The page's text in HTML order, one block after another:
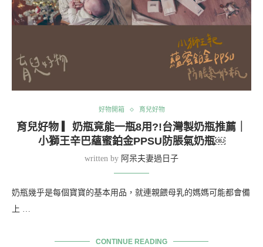
好物開箱 育兒好物
育兒好物 ▎奶瓶竟能一瓶8用?!台灣製奶瓶推薦｜
小獅王辛巴蘊蜜鉑金PPSU防脹氣奶瓶￼
written by 阿呆夫妻過日子
奶瓶幾乎是每個寶寶的基本用品，就連親餵母乳的媽媽可能都會備
上 …
CONTINUE READING